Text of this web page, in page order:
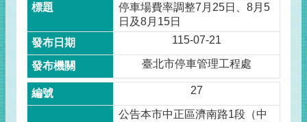
停車場費率調整7月25日、8月5
日及8月15日
115-07-21
臺北市停車管理工程處
27
公告本市中正區濟南路1段（中